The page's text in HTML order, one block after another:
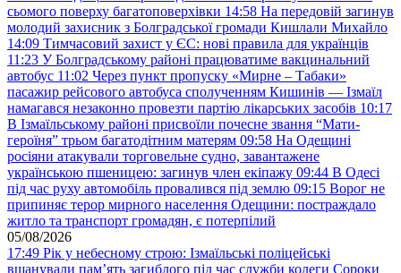
сьомого поверху багатоповерхівки 14:58 На передовій загинув
молодий захисник з Болградської громади Кишлали Михайло
14:09 Тимчасовий захист у ЄС: нові правила для українців
11:23 У Болградському районі працюватиме вакцинальний
автобус 11:02 Через пункт пропуску «Мирне – Табаки»
пасажир рейсового автобуса сполученням Кишинів — Ізмаїл
намагався незаконно провезти партію лікарських засобів 10:17
В Ізмаїльському районі присвоїли почесне звання “Мати-
героїня” трьом багатодітним матерям 09:58 На Одещині
росіяни атакували торговельне судно, завантажене
українською пшеницею: загинув член екіпажу 09:44 В Одесі
під час руху автомобіль провалився під землю 09:15 Ворог не
припиняє терор мирного населення Одещини: постраждало
житло та транспорт громадян, є потерпілий
05/08/2026
17:49 Рік у небесному строю: Ізмаїльські поліцейські
вшанували пам’ять загиблого під час служби колеги Сороки